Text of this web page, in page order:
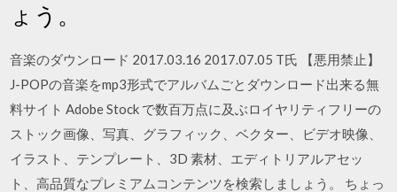
ょう。
音楽のダウンロード 2017.03.16 2017.07.05 T氏 【悪用禁止】
J-POPの音楽をmp3形式でアルバムごとダウンロード出来る無
料サイト Adobe Stock で数百万点に及ぶロイヤリティフリーの
ストック画像、写真、グラフィック、ベクター、ビデオ映像、
イラスト、テンプレート、3D 素材、エディトリアルアセッ
ト、高品質なプレミアムコンテンツを検索しましょう。 ちょっ